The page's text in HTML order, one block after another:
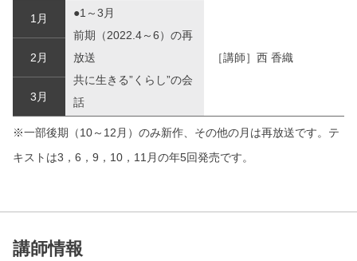
1月
●1～3月
前期（2022.4～6）の再
放送
共に生きる”くらし”の会
話
［講師］西 香織
2月
3月
※一部後期（10～12月）のみ新作、その他の月は再放送です。テ
キストは3，6，9，10，11月の年5回発売です。
講師情報